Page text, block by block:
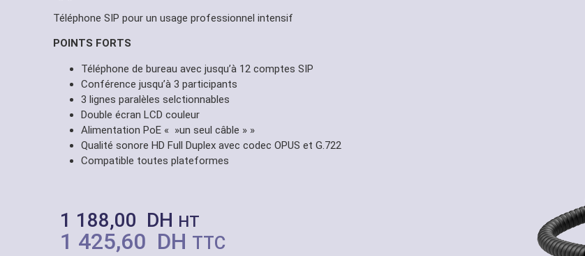
Téléphone SIP pour un usage professionnel intensif
POINTS FORTS
Téléphone de bureau avec jusqu’à 12 comptes SIP
Conférence jusqu’à 3 participants
3 lignes paralèles selctionnables
Double écran LCD couleur
Alimentation PoE « »un seul câble » »
Qualité sonore HD Full Duplex avec codec OPUS et G.722
Compatible toutes plateformes
1 188,00 DH HT
1 425,60 DH TTC